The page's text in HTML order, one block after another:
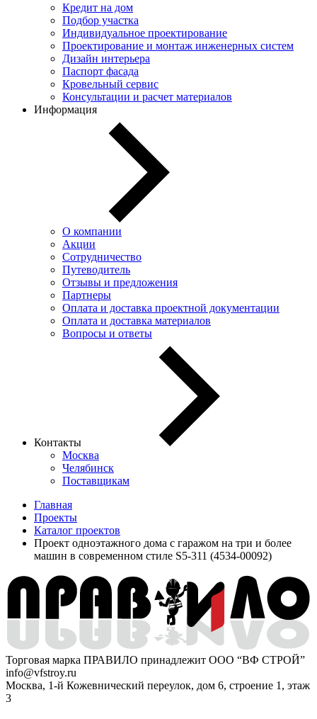
Кредит на дом
Подбор участка
Индивидуальное проектирование
Проектирование и монтаж инженерных систем
Дизайн интерьера
Паспорт фасада
Кровельный сервис
Консультации и расчет материалов
Информация
О компании
Акции
Сотрудничество
Путеводитель
Отзывы и предложения
Партнеры
Оплата и доставка проектной документации
Оплата и доставка материалов
Вопросы и ответы
Контакты
Москва
Челябинск
Поставщикам
Главная
Проекты
Каталог проектов
Проект одноэтажного дома с гаражом на три и более
машин в современном стиле S5-311 (4534-00092)
Торговая марка ПРАВИЛО принадлежит ООО “ВФ СТРОЙ”
info@vfstroy.ru
Москва, 1-й Кожевнический переулок, дом 6, строение 1, этаж
3